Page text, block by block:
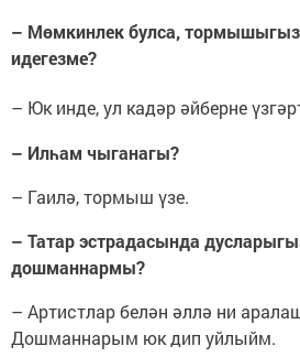
– Мөмкинлек булса,
идегезме?
– Юк инде, ул кадәр әйберне
– Илһам чыганагы?
– Гаилә, тормыш үзе.
– Татар эстрадасында
дошманнармы?
– Артистлар белән әллә ни
Дошманнарым юк дип уйлыйм.